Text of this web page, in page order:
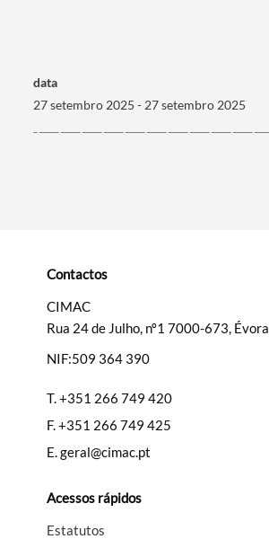
Categorias gerais
data
27 setembro 2025 - 27 setembro 2025
Contactos
CIMAC
Rua 24 de Julho, nº1 7000-673, Évora
NIF:509 364 390
T.+351 266 749 420
F.+351 266 749 425
E.geral@cimac.pt
Acessos rápidos
Estatutos